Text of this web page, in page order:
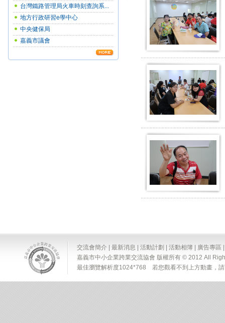
台灣鐵路管理局火車時刻查詢系...
地方行政研習e學中心
中央健保局
嘉義市議會
交流會簡介 最新消息 活動計劃 活動相簿 廣告專區
嘉義市中小企業跨業交流協會 版權所有 © 2012 All
最佳瀏覽解析度1024*768 若您觀看不到上方動畫，